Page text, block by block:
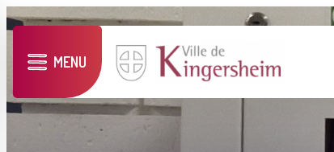
MENU